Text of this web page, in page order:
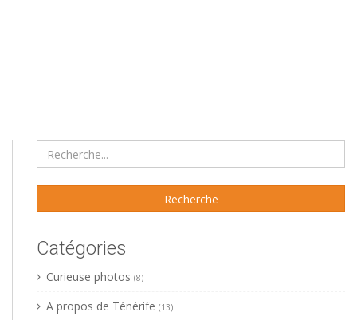
Catégories
Curieuse photos (8)
A propos de Ténérife (13)